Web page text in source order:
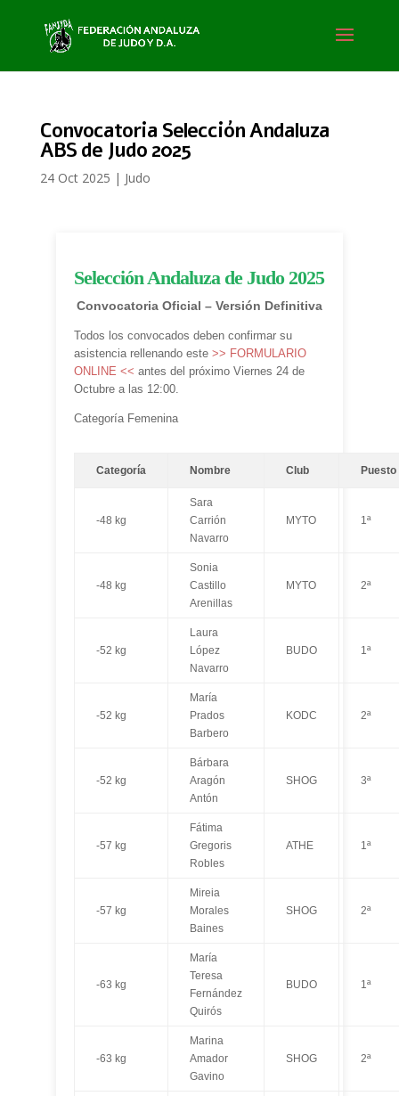
Convocatoria Selección Andaluza
ABS de Judo 2025
24 Oct 2025 | Judo
Selección Andaluza de Judo 2025
Convocatoria Oficial – Versión Definitiva
Todos los convocados deben confirmar su
asistencia rellenando este >> FORMULARIO
ONLINE << antes del próximo Viernes 24 de
Octubre a las 12:00.
Categoría Femenina
Categoría Nombre Club Puesto
-48 kg
Sara
Carrión
Navarro
MYTO 1ª
-48 kg
Sonia
Castillo
Arenillas
MYTO 2ª
-52 kg
Laura
López
Navarro
BUDO 1ª
-52 kg
María
Prados
Barbero
KODC 2ª
-52 kg
Bárbara
Aragón
Antón
SHOG 3ª
-57 kg
Fátima
Gregoris
Robles
ATHE 1ª
-57 kg
Mireia
Morales
Baines
SHOG 2ª
-63 kg
María
Teresa
Fernández
Quirós
BUDO 1ª
-63 kg
Marina
Amador
Gavino
SHOG 2ª